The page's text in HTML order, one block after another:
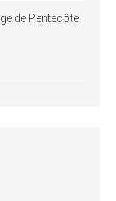
de Pentecôte